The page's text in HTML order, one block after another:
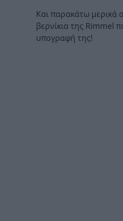
Και παρακάτω μερικά
βερνίκια της Rimmel
υπογραφή της!